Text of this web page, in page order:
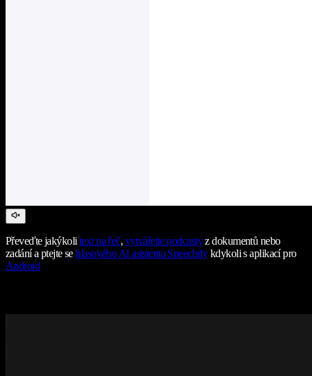
Převeďte jakýkolitext na řeč, vytvářejte podcastyz dokumentů nebo
zadání a ptejte sehlasového AI asistenta Speechifykdykoli s aplikací pro
Android